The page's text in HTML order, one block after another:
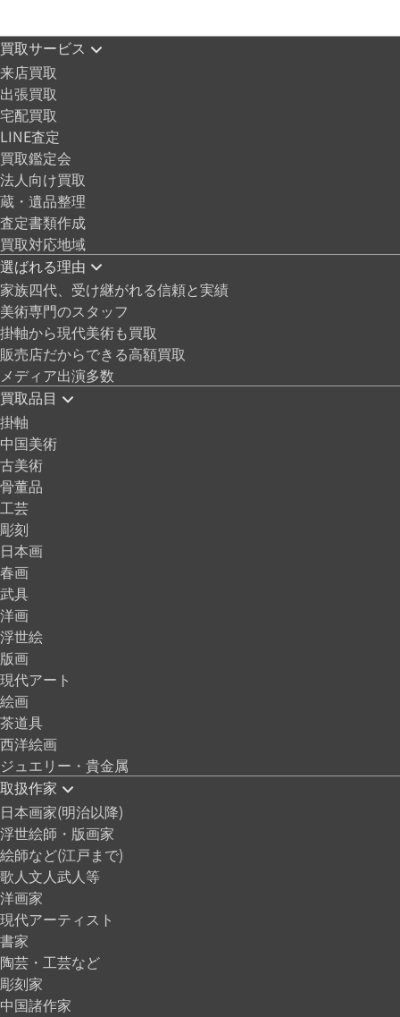
買取サービス
来店買取
出張買取
宅配買取
LINE査定
買取鑑定会
法人向け買取
蔵・遺品整理
査定書類作成
買取対応地域
選ばれる理由
家族四代、受け継がれる信頼と実績
美術専門のスタッフ
掛軸から現代美術も買取
販売店だからできる高額買取
メディア出演多数
買取品目
掛軸
中国美術
古美術
骨董品
工芸
彫刻
日本画
春画
武具
洋画
浮世絵
版画
現代アート
絵画
茶道具
西洋絵画
ジュエリー・貴金属
取扱作家
日本画家(明治以降)
浮世絵師・版画家
絵師など(江戸まで)
歌人文人武人等
洋画家
現代アーティスト
書家
陶芸・工芸など
彫刻家
中国諸作家